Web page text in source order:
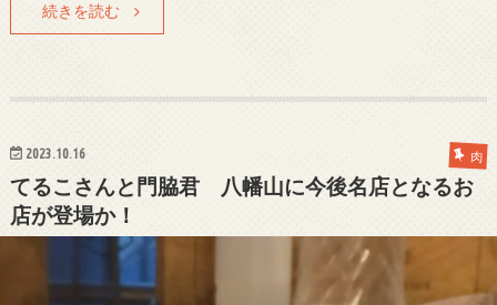
続きを読む
2023.10.16 肉
てるこさんと門脇君 八幡山に今後名店となるお
店が登場か！